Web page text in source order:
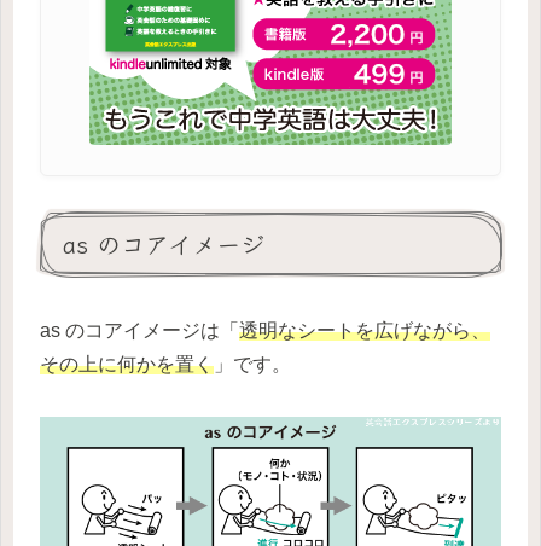
as のコアイメージ
as のコアイメージは「 透明なシートを広げながら、
その上に何かを置く 」です。